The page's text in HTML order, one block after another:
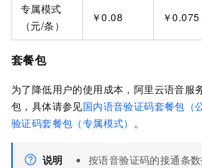
专属模式
（元/条）
￥0.08 ￥0.075
套餐包
为了降低用户的使用成本，阿里云语音服
包，具体请参见国内语音验证码套餐包（
验证码套餐包（专属模式） 。
说明
按语音验证码的接通条